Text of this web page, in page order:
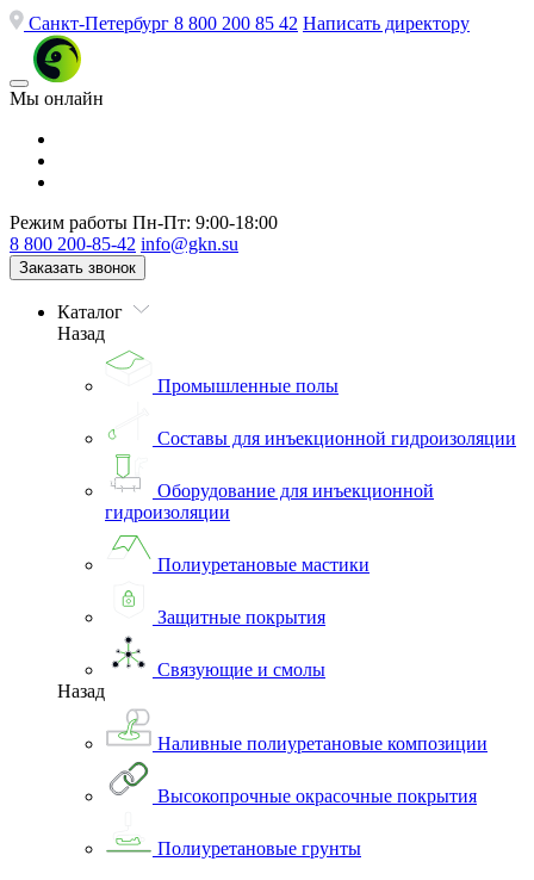
Санкт-Петербург 8 800 200 85 42 Написать директору
Мы онлайн
Режим работы Пн-Пт: 9:00-18:00
8 800 200-85-42 info@gkn.su
Заказать звонок
Каталог
Назад
Промышленные полы
Составы для инъекционной гидроизоляции
Оборудование для инъекционной
гидроизоляции
Полиуретановые мастики
Защитные покрытия
Связующие и смолы
Назад
Наливные полиуретановые композиции
Высокопрочные окрасочные покрытия
Полиуретановые грунты